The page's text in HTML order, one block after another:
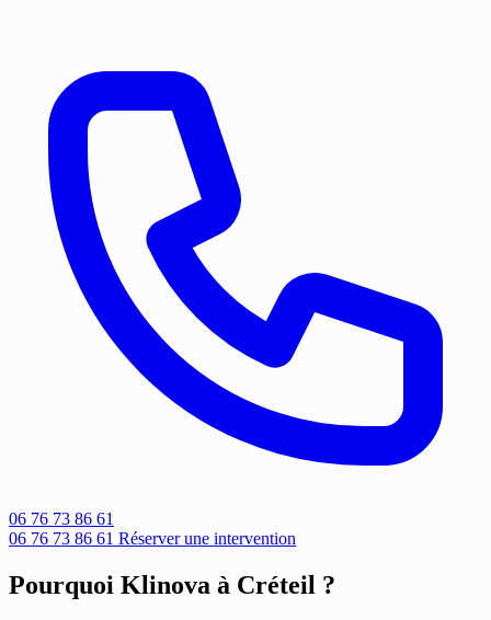
06 76 73 86 61
06 76 73 86 61 Réserver une intervention
Pourquoi Klinova à Créteil ?